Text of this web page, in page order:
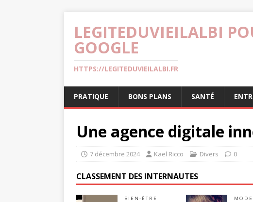
LEGITEDUVIEILALBI
GOOGLE
HTTPS://LEGITEDUVIEILALBI.FR
PRATIQUE BONS PLANS SANTÉ
Une agence digitale
7 décembre 2024 Kael Ricco Divers 0
CLASSEMENT DES INTERNAUTES
BIEN-ÊTRE MODE